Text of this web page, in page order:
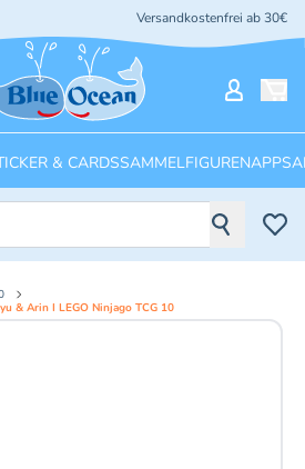
Versandkostenfrei ab 30€
& CARDSSAMMELFIGURENAPPS
& Arin I LEGO Ninjago TCG 10